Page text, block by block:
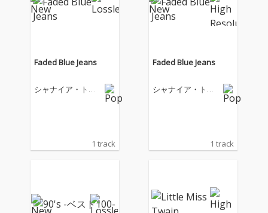
Faded Blue Jeans
シャナイア・トゥ
1 track
Faded Blue Jeans
シャナイア・トゥ
1 track